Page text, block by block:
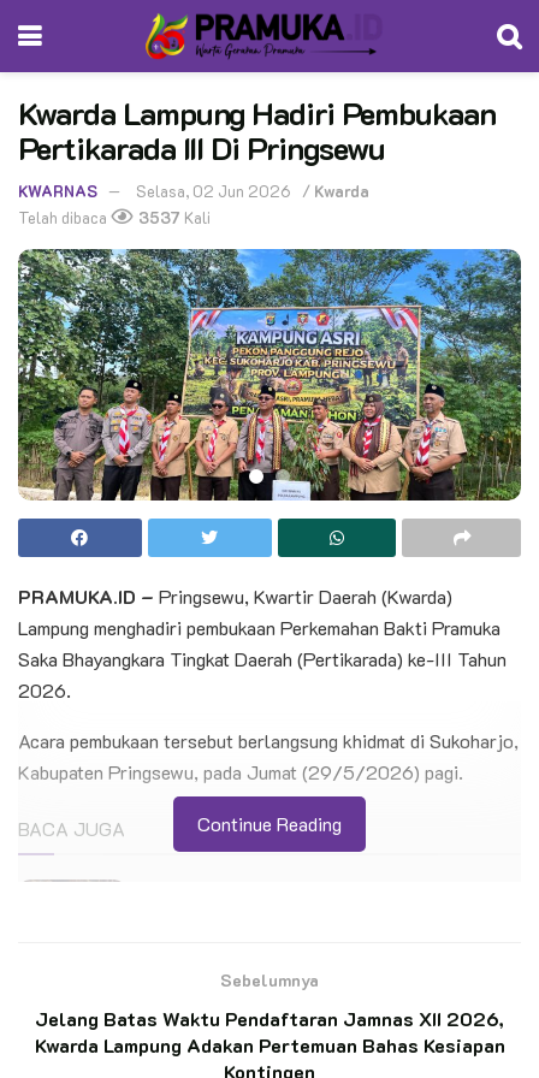
Kwarda Lampung Hadiri Pembukaan
Pertikarada III Di Pringsewu
KWARNAS Selasa, 02 Jun 2026 / Kwarda
Telah dibaca
3537 Kali
PRAMUKA.ID – ​Pringsewu, Kwartir Daerah (Kwarda)
Lampung menghadiri pembukaan Perkemahan Bakti Pramuka
Saka Bhayangkara Tingkat Daerah (Pertikarada) ke-III Tahun
2026.
Acara pembukaan tersebut berlangsung khidmat di Sukoharjo,
Kabupaten Pringsewu, pada Jumat (29/5/2026) pagi.
BACA JUGA
Ketua Kwarnas dan Kwarda Jatim Ziarah ke
Makam Bung Karno, Tegaskan Pramuka Tak
Boleh Kehilangan Akar Sejarah
Continue Reading
Sebelumnya
Jelang Batas Waktu Pendaftaran Jamnas XII 2026,
Kwarda Lampung Adakan Pertemuan Bahas Kesiapan
Kontingen